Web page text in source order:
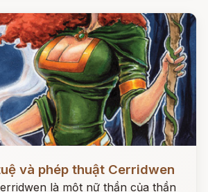
và phép thuật Cerridwen
là một nữ thần của thần